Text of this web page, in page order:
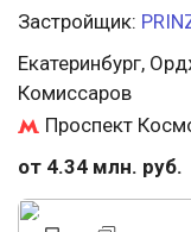
Застройщик:
Екатеринбург,
Комиссаров
Проспект
от 4.34 млн. руб.